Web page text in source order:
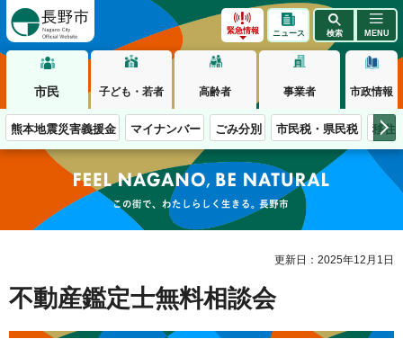
緊急情報 ニュース 検索 MENU
市民 子ども・若者 高齢者 事業者 市政情報
熊本地震災害義援金 マイナンバー ごみ分別 市民税・県民税 移住
この街で、わたしらしく生きる。長野市
更新日：2025年12月1日
不動産鑑定士無料相談会